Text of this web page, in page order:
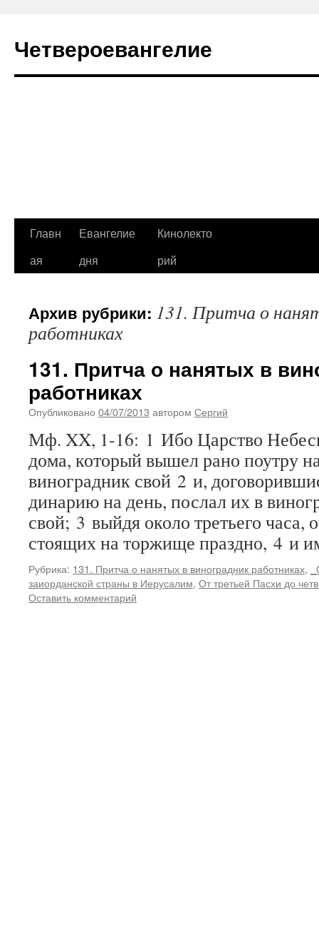
Четвероевангелие
Перейти
Главн
ая
Евангелие
дня
Кинолекто
рий
Архив рубрики: 131. Притча о
работниках
131. Притча о нанятых в
работниках
Опубликовано 04/07/2013 автором Сергий
Мф. XX, 1-16: 1 Ибо Царство
дома, который вышел рано поутру
виноградник свой 2 и,
динарию на день, послал их в
свой; 3 выйдя около третьего часа,
стоящих на торжище праздно, 4 и
Рубрика: 131. Притча о нанятых в виноградник работниках,
заиорданской страны в Иерусалим, От третьей Пасхи до
Оставить комментарий